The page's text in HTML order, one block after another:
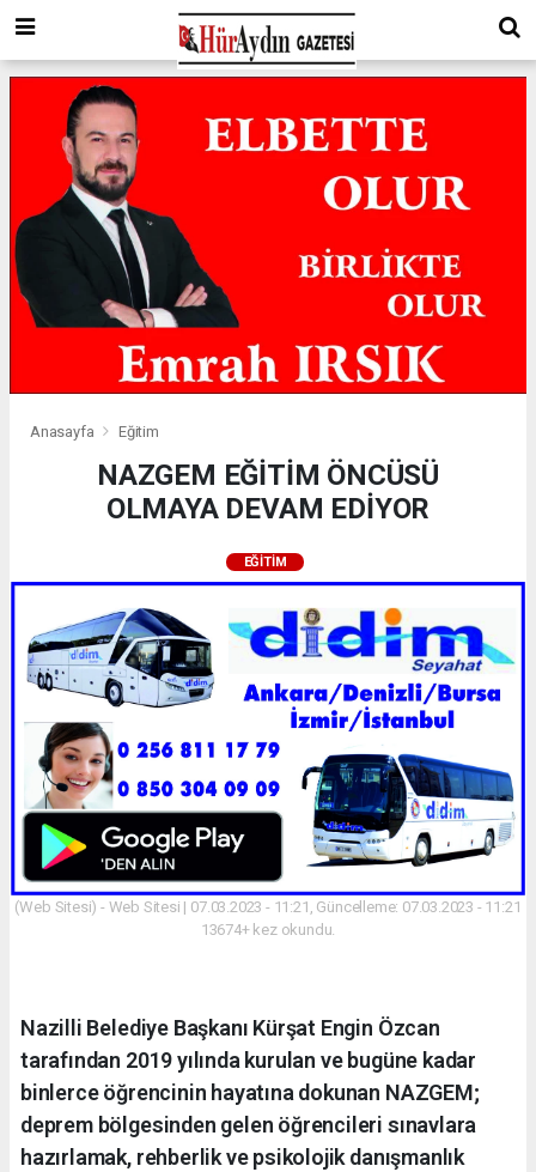
Anasayfa Eğitim
NAZGEM EĞİTİM ÖNCÜSÜ
OLMAYA DEVAM EDİYOR
EĞITIM
(Web Sitesi) - Web Sitesi | 07.03.2023 - 11:21, Güncelleme: 07.03.2023 - 11:21
13674+ kez okundu.
Nazilli Belediye Başkanı Kürşat Engin Özcan
tarafından 2019 yılında kurulan ve bugüne kadar
binlerce öğrencinin hayatına dokunan NAZGEM;
deprem bölgesinden gelen öğrencileri sınavlara
hazırlamak, rehberlik ve psikolojik danışmanlık